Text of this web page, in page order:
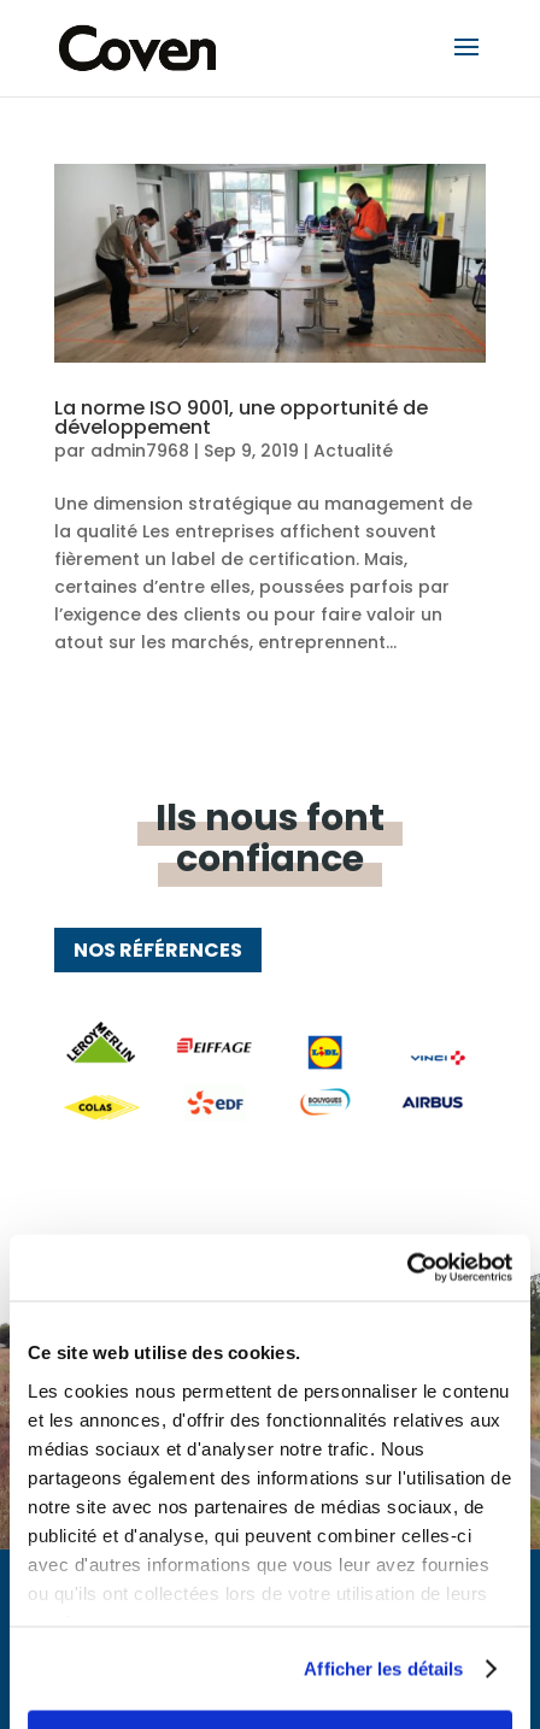
Ce site web utilise des cookies.
Les cookies nous permettent de personnaliser le contenu
et les annonces, d'offrir des fonctionnalités relatives aux
médias sociaux et d'analyser notre trafic. Nous
partageons également des informations sur l'utilisation de
notre site avec nos partenaires de médias sociaux, de
publicité et d'analyse, qui peuvent combiner celles-ci
avec d'autres informations que vous leur avez fournies
ou qu'ils ont collectées lors de votre utilisation de leurs
Afficher les détails
La norme ISO 9001, une opportunité de
développement
par admin7968 | Sep 9, 2019 | Actualité
Une dimension stratégique au management de
la qualité Les entreprises affichent souvent
fièrement un label de certification. Mais,
certaines d’entre elles, poussées parfois par
l’exigence des clients ou pour faire valoir un
atout sur les marchés, entreprennent...
Ils nous font
confiance
NOS RÉFÉRENCES